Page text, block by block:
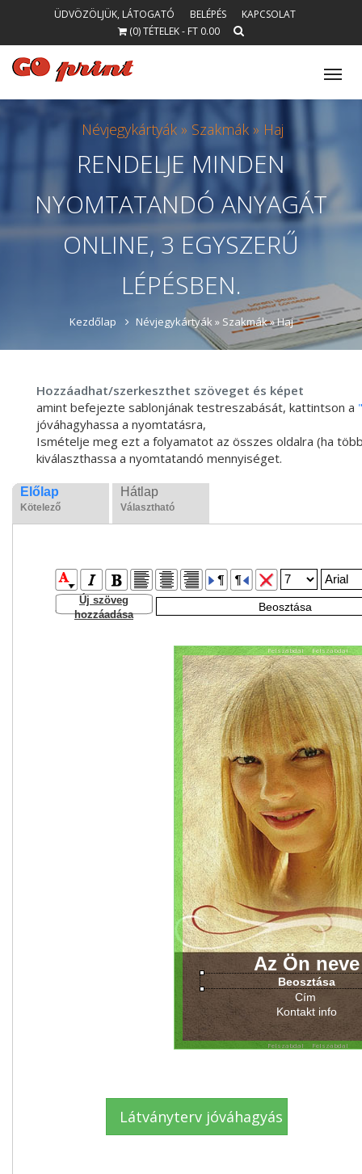
ÜDVÖZÖLJÜK, LÁTOGATÓ BELÉPÉS
KAPCSOLAT
(0) TÉTELEK - FT 0.00
Névjegykártyák » Szakmák » Haj
RENDELJE MINDEN
NYOMTATANDÓ ANYAGÁT
ONLINE, 3 EGYSZERŰ
LÉPÉSBEN.
Kezdőlap Névjegykártyák » Szakmák »Haj
Hozzáadhat/szerkeszthet szöveget és képet
amint befejezte sablonjának testreszabását, kattintson a
jóváhagyhassa a nyomtatásra,
Ismételje meg ezt a folyamatot az összes oldalra (ha
kiválaszthassa a nyomtatandó mennyiséget.
Előlap
Kötelező
Hátlap
Választható